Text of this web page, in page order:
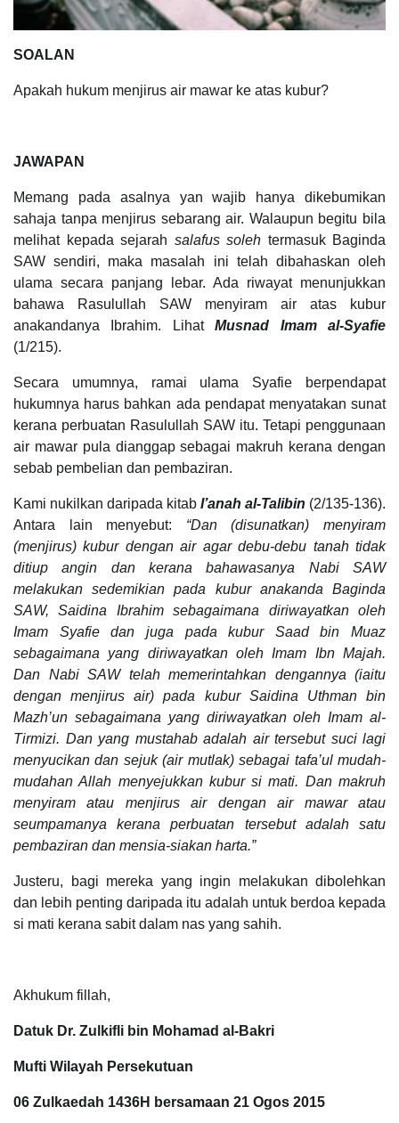
SOALAN
Apakah hukum menjirus air mawar ke atas kubur?
JAWAPAN
Memang pada asalnya yan wajib hanya dikebumikan
sahaja tanpa menjirus sebarang air. Walaupun begitu bila
melihat kepada sejarah salafus soleh termasuk Baginda
SAW sendiri, maka masalah ini telah dibahaskan oleh
ulama secara panjang lebar. Ada riwayat menunjukkan
bahawa Rasulullah SAW menyiram air atas kubur
anakandanya Ibrahim. LihatMusnad Imam al-Syafie
(1/215).
Secara umumnya, ramai ulama Syafie berpendapat
hukumnya harus bahkan ada pendapat menyatakan sunat
kerana perbuatan Rasulullah SAW itu. Tetapi penggunaan
air mawar pula dianggap sebagai makruh kerana dengan
sebab pembelian dan pembaziran.
Kami nukilkan daripada kitab I’anah al-Talibin (2/135-136).
Antara lain menyebut: “Dan (disunatkan) menyiram
(menjirus) kubur dengan air agar debu-debu tanah tidak
ditiup angin dan kerana bahawasanya Nabi SAW
melakukan sedemikian pada kubur anakanda Baginda
SAW, Saidina Ibrahim sebagaimana diriwayatkan oleh
Imam Syafie dan juga pada kubur Saad bin Muaz
sebagaimana yang diriwayatkan oleh Imam Ibn Majah.
Dan Nabi SAW telah memerintahkan dengannya (iaitu
dengan menjirus air) pada kubur Saidina Uthman bin
Mazh’un sebagaimana yang diriwayatkan oleh Imam al-
Tirmizi. Dan yang mustahab adalah air tersebut suci lagi
menyucikan dan sejuk (air mutlak) sebagai tafa’ul mudah-
mudahan Allah menyejukkan kubur si mati. Dan makruh
menyiram atau menjirus air dengan air mawar atau
seumpamanya kerana perbuatan tersebut adalah satu
pembaziran dan mensia-siakan harta.”
Justeru, bagi mereka yang ingin melakukan dibolehkan
dan lebih penting daripada itu adalah untuk berdoa kepada
si mati kerana sabit dalam nas yang sahih.
Akhukum fillah,
Datuk Dr. Zulkifli bin Mohamad al-Bakri
Mufti Wilayah Persekutuan
06 Zulkaedah 1436H bersamaan 21 Ogos 2015